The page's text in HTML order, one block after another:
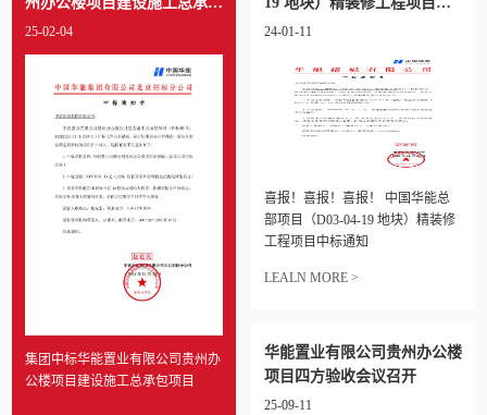
项目
25-02-04
集团中标华能置业有限公司贵州办
公楼项目建设施工总承包项目
标通知
24-01-11
喜报！喜报！喜报！ 中国华能总
部项目（D03-04-19 地块）精装修
工程项目中标通知
LEALN MORE >
华能置业有限公司贵州办公楼
项目四方验收会议召开
25-09-11